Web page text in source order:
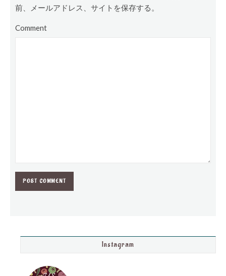
前、メールアドレス、サイトを保存する。
Comment
Instagram